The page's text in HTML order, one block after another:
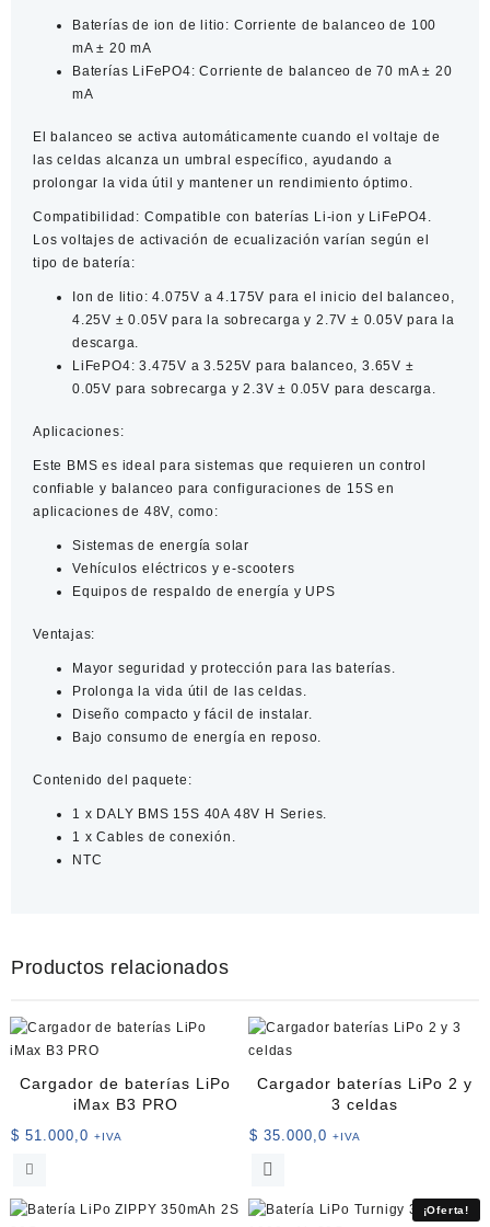
Baterías de ion de litio: Corriente de balanceo de 100
mA ± 20 mA
Baterías LiFePO4: Corriente de balanceo de 70 mA ± 20
mA​
El balanceo se activa automáticamente cuando el voltaje de
las celdas alcanza un umbral específico, ayudando a
prolongar la vida útil y mantener un rendimiento óptimo.
Compatibilidad: Compatible con baterías Li-ion y LiFePO4.
Los voltajes de activación de ecualización varían según el
tipo de batería:​
Ion de litio: 4.075V a 4.175V para el inicio del balanceo,
4.25V ± 0.05V para la sobrecarga y 2.7V ± 0.05V para la
descarga.​
LiFePO4: 3.475V a 3.525V para balanceo, 3.65V ±
0.05V para sobrecarga y 2.3V ± 0.05V para descarga.
Aplicaciones:
Este BMS es ideal para sistemas que requieren un control
confiable y balanceo para configuraciones de 15S en
aplicaciones de 48V, como:
Sistemas de energía solar
Vehículos eléctricos y e-scooters
Equipos de respaldo de energía y UPS
Ventajas:
Mayor seguridad y protección para las baterías.​
Prolonga la vida útil de las celdas.​
Diseño compacto y fácil de instalar.​
Bajo consumo de energía en reposo.​
Contenido del paquete:
1 x DALY BMS 15S 40A 48V H Series.
1 x Cables de conexión.
NTC
Productos relacionados
Cargador de baterías LiPo
iMax B3 PRO
$ 51.000,0 +IVA
Cargador baterías LiPo 2 y
3 celdas
$ 35.000,0 +IVA
¡Oferta!